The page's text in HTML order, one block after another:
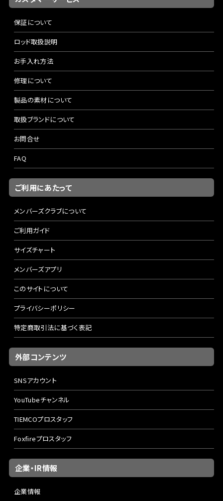
保証について
ロッド取扱説明
お手入れ方法
修理について
製品の素材について
取扱ブランドについて
お問合せ
FAQ
ご利用にあたって
メンバーズクラブについて
ご利用ガイド
サイズチャート
メンバーズアプリ
このサイトについて
プライバシーポリシー
特定商取引法に基づく表記
外部コンテンツ
SNSアカウント
YouTubeチャンネル
TIEMCOプロスタッフ
Foxfireプロスタッフ
企業・IR情報
企業情報